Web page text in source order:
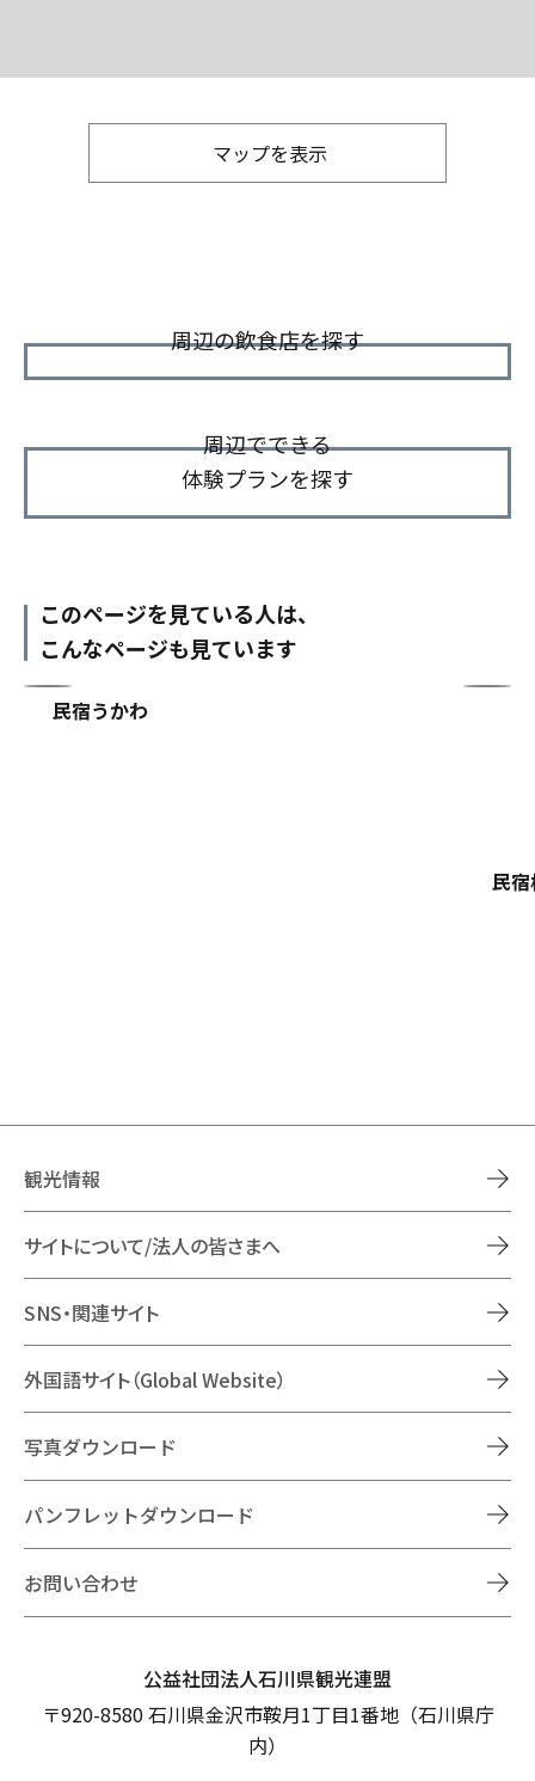
マップを表示
周辺の飲食店を探す
周辺でできる
体験プランを探す
このページを見ている人は、
こんなページも見ています
民宿うかわ
民
観光情報
サイトについて/法人の皆さまへ
SNS・関連サイト
外国語サイト（Global Website）
写真ダウンロード
パンフレットダウンロード
お問い合わせ
公益社団法人石川県観光連盟
〒920-8580 石川県金沢市鞍月1丁目1番地（石川県庁
内）